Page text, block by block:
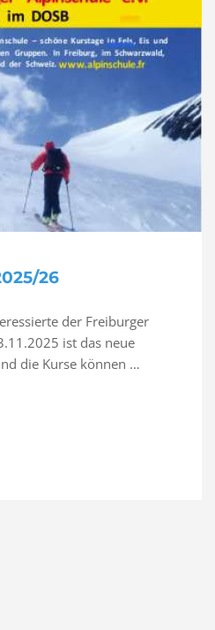
26
der Freiburger
ist das neue
die Kurse können …